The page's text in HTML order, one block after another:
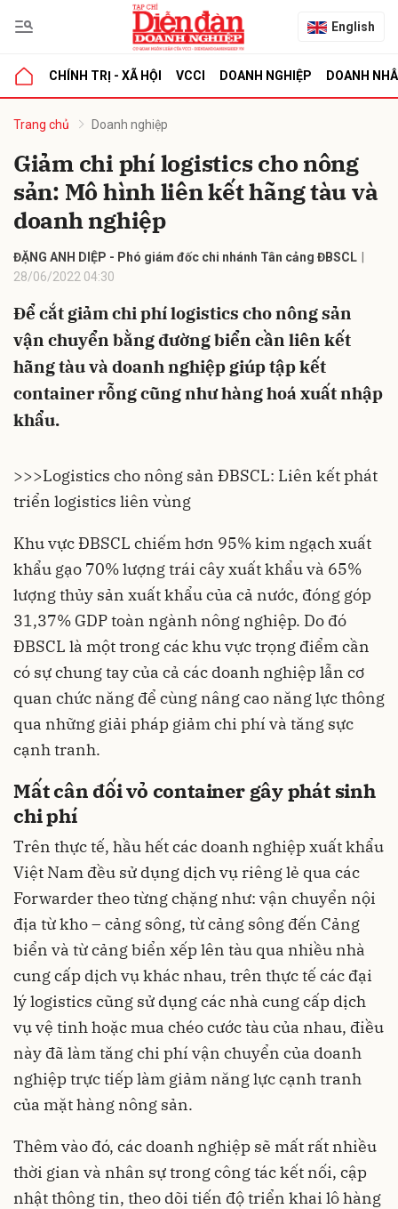
English
CHÍNH TRỊ - XÃ HỘI VCCI DOANH NGHIỆP DOANH
Trang chủ Doanh nghiệp
Giảm chi phí logistics cho nông
sản: Mô hình liên kết hãng tàu và
doanh nghiệp
ĐẶNG ANH DIỆP - Phó giám đốc chi nhánh Tân cảng ĐBSCL
28/06/2022 04:30
Để cắt giảm chi phí logistics cho nông sản
vận chuyển bằng đường biển cần liên kết
hãng tàu và doanh nghiệp giúp tập kết
container rỗng cũng như hàng hoá xuất nhập
khẩu.
>>>Logistics cho nông sản ĐBSCL: Liên kết phát
triển logistics liên vùng
Khu vực ĐBSCL chiếm hơn 95% kim ngạch xuất
khẩu gạo 70% lượng trái cây xuất khẩu và 65%
lượng thủy sản xuất khẩu của cả nước, đóng góp
31,37% GDP toàn ngành nông nghiệp. Do đó
ĐBSCL là một trong các khu vực trọng điểm cần
có sự chung tay của cả các doanh nghiệp lẫn cơ
quan chức năng để cùng nâng cao năng lực thông
qua những giải pháp giảm chi phí và tăng sực
cạnh tranh.
Mất cân đối vỏ container gây phát sinh
chi phí
Trên thực tế, hầu hết các doanh nghiệp xuất khẩu
Việt Nam đều sử dụng dịch vụ riêng lẻ qua các
Forwarder theo từng chặng như: vận chuyển nội
địa từ kho – cảng sông, từ cảng sông đến Cảng
biển và từ cảng biển xếp lên tàu qua nhiều nhà
cung cấp dịch vụ khác nhau, trên thực tế các đại
lý logistics cũng sử dụng các nhà cung cấp dịch
vụ vệ tinh hoặc mua chéo cước tàu của nhau, điều
này đã làm tăng chi phí vận chuyển của doanh
nghiệp trực tiếp làm giảm năng lực cạnh tranh
của mặt hàng nông sản.
Thêm vào đó, các doanh nghiệp sẽ mất rất nhiều
thời gian và nhân sự trong công tác kết nối, cập
nhật thông tin, theo dõi tiến độ triển khai lô hàng
luận